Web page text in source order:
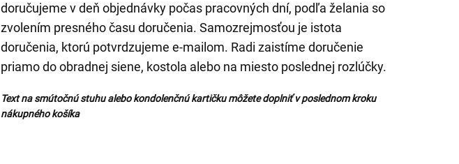
doručujeme v deň objednávky počas pracovných dní, podľa želania so
zvolením presného času doručenia. Samozrejmosťou je istota
doručenia, ktorú potvrdzujeme e-mailom. Radi zaistíme doručenie
priamo do obradnej siene, kostola alebo na miesto poslednej rozlúčky.
Text na smútočnú stuhu alebo kondolenčnú kartičku môžete doplniť v poslednom kroku
nákupného košíka